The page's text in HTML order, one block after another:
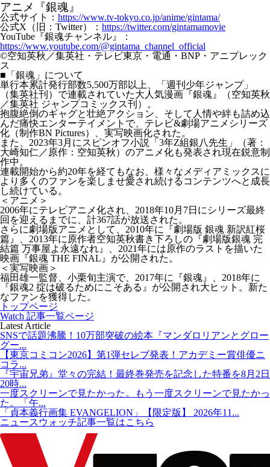
アニメ『銀魂』
公式サイト： https://www.tv-tokyo.co.jp/anime/gintama/
公式X（旧：Twitter）： https://twitter.com/gintamamovie
YouTube『銀魂チャンネル』：
https://www.youtube.com/@gintama_channel_official
©空知英秋／集英社・テレビ東京・電通・BNP・アニプレック
ス
■「銀魂」について
単行本累計発行部数5,500万部以上、「週刊少年ジャンプ」
（集英社刊）で連載されていた大人気漫画『銀魂』（空知英秋
／集英社 ジャンプコミックス刊）。
抱腹絶倒のギャグと壮絶アクション、そして人情や絆も詰め込
んだ痛快エンターテイメントで、テレビ&劇場アニメシリーズ
化（制作BN Pictures）、実写映画化された。
また、2023年3月にスピンオフ小説「3年Z組銀八先生」（著：
大崎知仁／原作：空知英秋）のアニメ化も発表され現在鋭意制
作中。
連載開始から約20年を経てもなお、様々なメディアミックスに
より多くのファンを楽しませ愛され続けるコンテンツへと成長
し続けている。
＜アニメ＞
2006年にテレビアニメ化され、2018年10月7日にシリーズ最終
回を迎えるまでに、計367話が放送された。
さらに劇場版アニメとして、2010年に『劇場版 銀魂 新訳紅桜
篇』、2013年に原作者空知英秋書き下ろしの『劇場版銀魂 完
結篇 万事屋よ永遠なれ』、2021年には原作のラストを描いた
映画『銀魂 THE FINAL』が公開された。
＜実写映画＞
福田雄一監督、小栗旬主演で、2017年に『銀魂』、2018年に
『銀魂2 掟は破るためにこそある』が公開され大ヒット。新た
なファンを獲得した。
トップページ
Watch 記事一覧ページ
Latest Article
SNSで話題沸騰！10万部突破の絵本『マンダロリアンとグロー
グー...
【東京コミコン2026】第1弾セレブ発表！アカデミー賞俳優ニ
コラ...
『宇宙兄弟』堂々の完結！最終巻発売を記念した特番を8月2日
20時...
一度スクリーンで見たかった。もう一度スクリーンで見たかっ
た。「午...
「貞本義行画集 EVANGELION」【限定版】 2026年11...
ニュースウォッチ記事一覧はこちら